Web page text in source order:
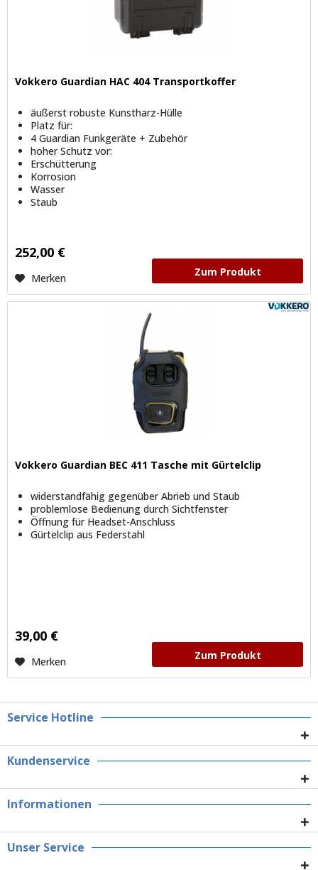
Vokkero Guardian HAC 404 Transportkoffer
äußerst robuste Kunstharz-Hülle
Platz für:
4 Guardian Funkgeräte + Zubehör
hoher Schutz vor:
Erschütterung
Korrosion
Wasser
Staub
252,00 €
Merken Zum Produkt
Vokkero Guardian BEC 411 Tasche mit Gürtelclip
widerstandfähig gegenüber Abrieb und Staub
problemlose Bedienung durch Sichtfenster
Öffnung für Headset-Anschluss
Gürtelclip aus Federstahl
39,00 €
Merken Zum Produkt
Service Hotline
Kundenservice
Informationen
Unser Service